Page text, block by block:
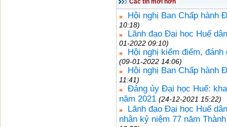
Hội nghị Ban Chấp hành
10:18)
Lãnh đạo Đại học Huế
01-2022 09:10)
Hội nghị kiểm điểm,
(09-01-2022 14:06)
Hội nghị Ban Chấp hành
11:41)
Đảng ủy Đại học Huế:
năm 2021 (24-12-2021 15:22)
Lãnh đạo Đại học Huế
nhân kỷ niệm 77 năm